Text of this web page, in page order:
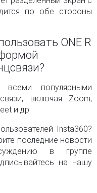
по обе стороны
ONE R
популярными
включая Zoom,
и др.
Insta360?
последние новости
в группе
на нашу